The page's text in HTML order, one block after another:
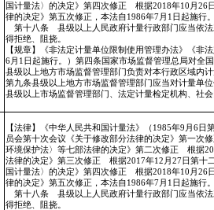
国计量法〉的决定》第四次修正 根据2018年10月26
律的决定》第五次修正，本法自1986年7月1日起施行
第十八条 县级以上人民政府计量行政部门应当依法
得拒绝、阻挠。
【规章】《非法定计量单位限制使用管理办法》《非
6月1日起施行。）第四条国家市场监督管理总局对全
县级以上地方市场监督管理部门负责对本行政区域内
第九条县级以上地方市场监督管理部门应当对计量单
县级以上市场监督管理部门、法定计量检定机构、社
【法律】《中华人民共和国计量法》（1985年9月6
员会第十次会议《关于修改部分法律的决定》第一次
环境保护法〉等七部法律的决定》第二次修正 根据
法律的决定》第三次修正 根据2017年12月27日第十
国计量法〉的决定》第四次修正 根据2018年10月26
律的决定》第五次修正，本法自1986年7月1日起施行
第十八条 县级以上人民政府计量行政部门应当依法
得拒绝、阻挠。